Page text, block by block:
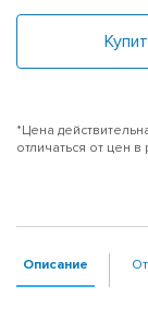
*Цена
отличаться от цен
Описание